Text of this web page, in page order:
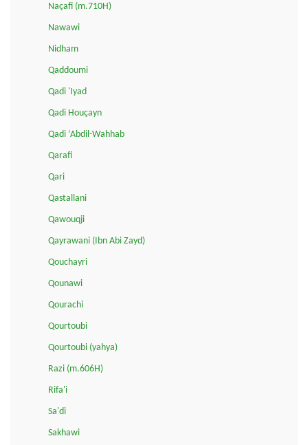
Naçafi (m.710H)
Nawawi
Nidham
Qaddoumi
Qadi 'Iyad
Qadi Houçayn
Qadi ‘Abdil-Wahhab
Qarafi
Qari
Qastallani
Qawouqji
Qayrawani (Ibn Abi Zayd)
Qouchayri
Qounawi
Qourachi
Qourtoubi
Qourtoubi (yahya)
Razi (m.606H)
Rifa'i
Sa'di
Sakhawi